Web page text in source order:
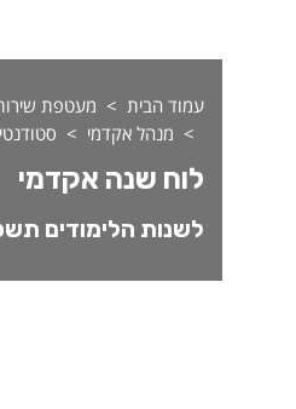
עמוד הבית
מעטפת
מנהל אקדמי
לוח שנה אקדמי
לשנות הלימודים